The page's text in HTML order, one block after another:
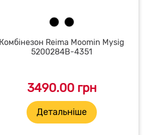
Комбінезон Reima Moomin Mysig
5200284B-4351
3490.00 грн
Детальніше